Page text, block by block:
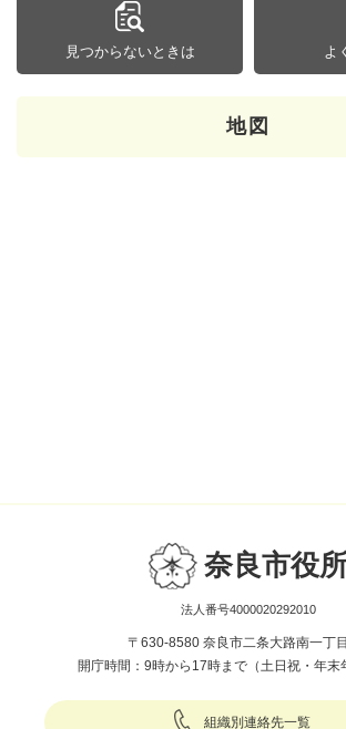
見つからないときは よ
地図
奈良市役
法人番号4000020292010
〒630-8580 奈良市二条大路南一丁
開庁時間：9時から17時まで（土日祝・年末
組織別連絡先一覧